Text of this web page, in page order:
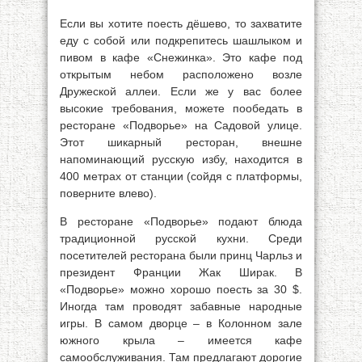
Если вы хотите поесть дёшево, то захватите
еду с собой или подкрепитесь шашлыком и
пивом в кафе «Снежинка». Это кафе под
открытым небом расположено возле
Дружеской аллеи. Если же у вас более
высокие требования, можете пообедать в
ресторане «Подворье» на Садовой улице.
Этот шикарный ресторан, внешне
напоминающий русскую избу, находится в
400 метрах от станции (сойдя с платформы,
поверните влево).
В ресторане «Подворье» подают блюда
традиционной русской кухни. Среди
посетителей ресторана были принц Чарльз и
президент Франции Жак Ширак. В
«Подворье» можно хорошо поесть за 30 $.
Иногда там проводят забавные народные
игры. В самом дворце – в Колонном зале
южного крыла – имеется кафе
самообслуживания. Там предлагают дорогие